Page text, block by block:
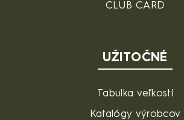
CLUB CARD
UŽITOČNÉ
Tabulka veľkostí
Katalógy výrobcov